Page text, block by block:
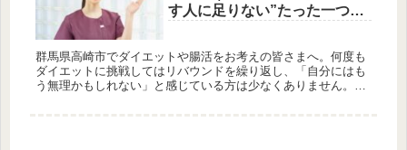
す人に足りない”たった一つの
群馬県高崎市でダイエットや腸活をお考えの皆さまへ。何度も
ダイエットに挑戦してはリバウンドを繰り返し、「自分にはも
う無理かもしれない」と感じている方は少なくありません。そ